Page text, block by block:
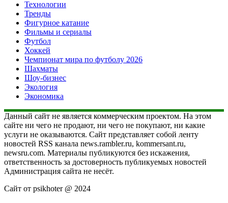
Технологии
Тренды
Фигурное катание
Фильмы и сериалы
Футбол
Хоккей
Чемпионат мира по футболу 2026
Шахматы
Шоу-бизнес
Экология
Экономика
Данный сайт не является коммерческим проектом. На этом
сайте ни чего не продают, ни чего не покупают, ни какие
услуги не оказываются. Сайт представляет собой ленту
новостей RSS канала news.rambler.ru, kommersant.ru,
newsru.com. Материалы публикуются без искажения,
ответственность за достоверность публикуемых новостей
Администрация сайта не несёт.
Сайт от psikhoter @ 2024